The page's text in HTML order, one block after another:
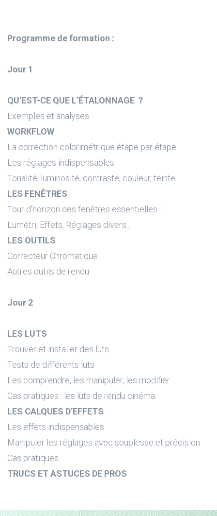
Programme de formation :
Jour 1
QU’EST-CE QUE L’ÉTALONNAGE ?
Exemples et analyses
WORKFLOW
La correction colorimétrique étape par étape
Les réglages indispensables :
Tonalité, luminosité, contraste, couleur, teinte ...
LES FENÊTRES
Tour d’horizon des fenêtres essentielles :
Lumétri, Effets, Réglages divers...
LES OUTILS
Correcteur Chromatique
Autres outils de rendu
Jour 2
LES LUTS
Trouver et installer des luts
Tests de différents luts
Les comprendre, les manipuler, les modifier ...
Cas pratiques : les luts de rendu cinéma
LES CALQUES D’EFFETS
Les effets indispensables
Manipuler les réglages avec souplesse et précision
Cas pratiques
TRUCS ET ASTUCES DE PROS